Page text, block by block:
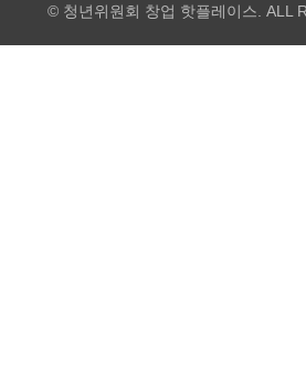
© 청년위원회 창업 핫플레이스. ALL